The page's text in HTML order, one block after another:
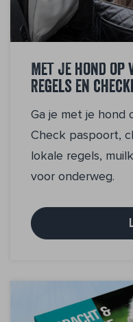
Met je hond op
Regels en
Ga je met je hond
Check paspoort,
lokale regels,
voor onderweg.